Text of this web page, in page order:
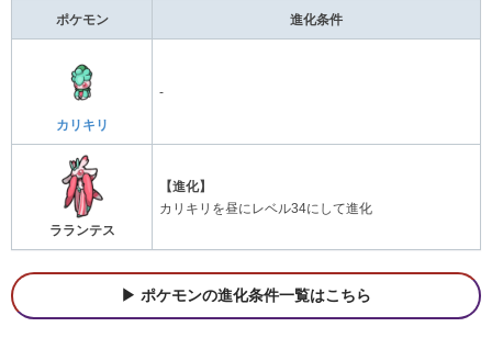
ポケモン 進化条件
カリキリ
-
ラランテス
【進化】
カリキリを昼にレベル34にして進化
ポケモンの進化条件一覧はこちら